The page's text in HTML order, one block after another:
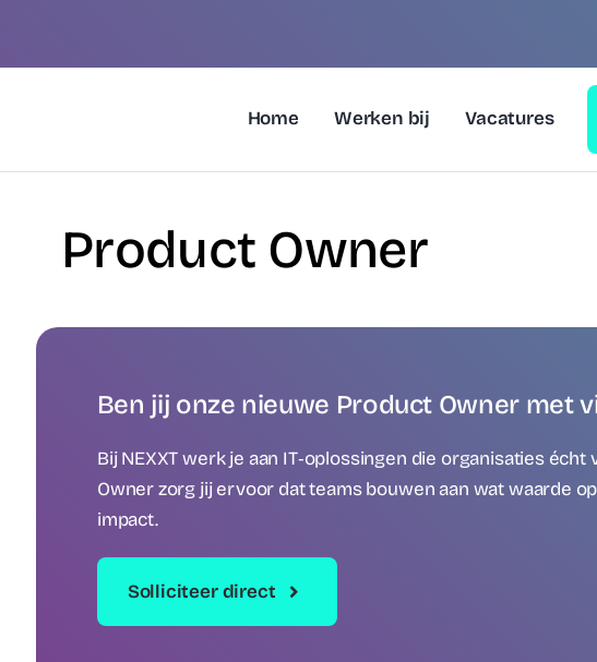
Home
Werken bij Vacatures
Product Owner
Ben jij onze nieuwe Product Owner met
Bij NEXXT werk je aan IT‑oplossingen die organisaties
Owner zorg jij ervoor dat teams bouwen aan wat waarde
impact.
Solliciteer direct